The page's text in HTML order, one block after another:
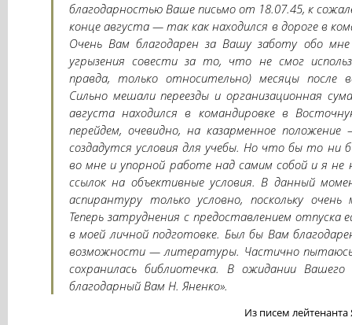
благодарностью Ваше письмо от 18.07.45, к
конце августа — так как находился в дороге в
Очень Вам благодарен за Вашу заботу обо
угрызения совести за то, что не смог
правда, только относительно) месяцы после
Сильно мешали переезды и организационная
августа находился в командировке в
перейдем, очевидно, на казарменное
создадутся условия для учебы. Но что бы то ни
во мне и упорной работе над самим собой и я не
ссылок на объективные условия. В данный
аспирантуру только условно, поскольку
Теперь затруднения с предоставлением
в моей личной подготовке. Был бы Вам
возможности — литературы. Частично пытаюсь
сохранилась библиотечка. В ожидании
благодарный Вам Н. Яненко».
Из писем